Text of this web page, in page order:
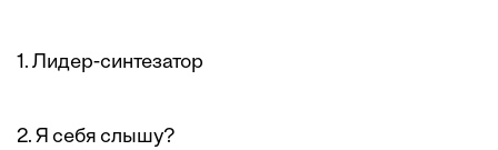
1. Лидер-синтезатор
2. Я себя слышу?